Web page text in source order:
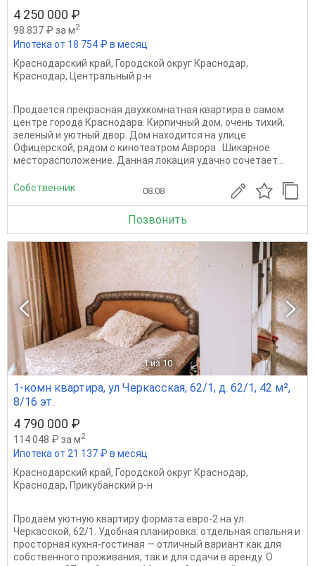
4 250 000 ₽
98 837 ₽ за м2
Ипотека от 18 754 ₽ в месяц
Краснодарский край, Городской округ Краснодар,
Краснодар, Центральный р-н
Продается прекрасная двухкомнатная квартира в самом
центре города Краснодара. Кирпичный дом, очень тихий,
зеленый и уютный двор. Дом находится на улице
Офицерской, рядом с кинотеатром Аврора . Шикарное
месторасположение. Данная локация удачно сочетает...
Собственник 08.08
Позвонить
1 из 10
1-комн квартира, ул Черкасская, 62/1, д. 62/1, 42 м²,
8/16 эт.
4 790 000 ₽
114 048 ₽ за м2
Ипотека от 21 137 ₽ в месяц
Краснодарский край, Городской округ Краснодар,
Краснодар, Прикубанский р-н
Продаём уютную квартиру формата евро-2 на ул.
Черкасской, 62/1. Удобная планировка: отдельная спальня и
просторная кухня-гостиная — отличный вариант как для
собственного проживания, так и для сдачи в аренду. О